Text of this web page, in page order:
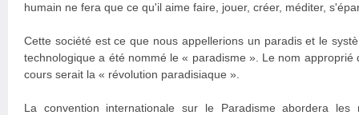
humain ne fera que ce qu'il aime faire, jouer, créer, méditer,
Cette société est ce que nous appellerions un paradis et le
technologique a été nommé le « paradisme ». Le nom approprié
cours serait la « révolution paradisiaque ».
La convention internationale sur le Paradisme abordera les